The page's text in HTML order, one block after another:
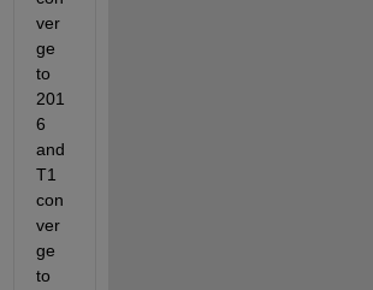
ver
ge
to
201
6
and
T1
con
ver
ge
to